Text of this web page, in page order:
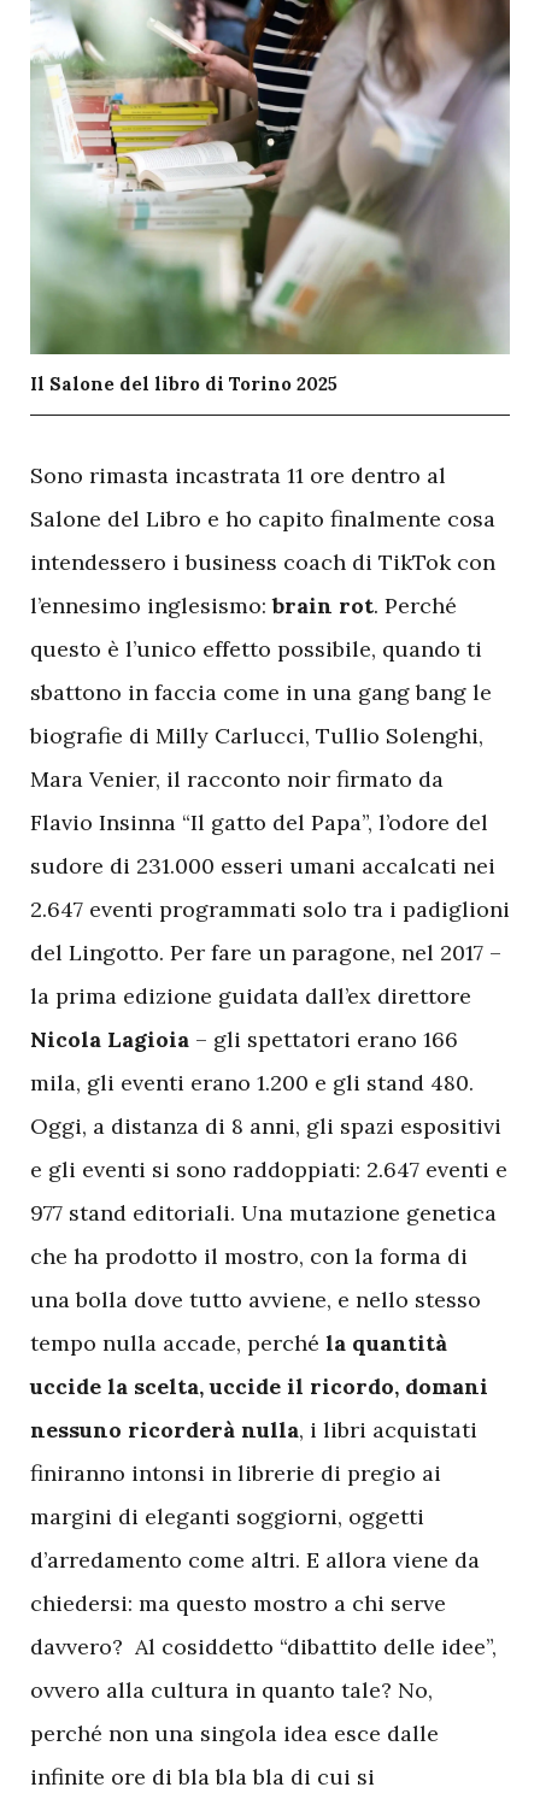
Il Salone del libro di Torino 2025
Sono rimasta incastrata 11 ore dentro al
Salone del Libro e ho capito finalmente cosa
intendessero i business coach di TikTok con
l’ennesimo inglesismo:brain rot. Perché
questo è l’unico effetto possibile, quando ti
sbattono in faccia come in una gang bang le
biografie di Milly Carlucci, Tullio Solenghi,
Mara Venier, il racconto noir firmato da
Flavio Insinna “Il gatto del Papa”, l’odore del
sudore di 231.000 esseri umani accalcati nei
2.647 eventi programmati solo tra i padiglioni
del Lingotto. Per fare un paragone, nel 2017 –
la prima edizione guidata dall’ex direttore
Nicola Lagioia – gli spettatori erano 166
mila, gli eventi erano 1.200 e gli stand 480.
Oggi, a distanza di 8 anni, gli spazi espositivi
e gli eventi si sono raddoppiati: 2.647 eventi e
977 stand editoriali. Una mutazione genetica
che ha prodotto il mostro, con la forma di
una bolla dove tutto avviene, e nello stesso
tempo nulla accade, perché la quantità
uccide la scelta, uccide il ricordo, domani
nessuno ricorderà nulla, i libri acquistati
finiranno intonsi in librerie di pregio ai
margini di eleganti soggiorni, oggetti
d’arredamento come altri. E allora viene da
chiedersi: ma questo mostro a chi serve
davvero? Al cosiddetto “dibattito delle idee”,
ovvero alla cultura in quanto tale? No,
perché non una singola idea esce dalle
infinite ore di bla bla bla di cui si